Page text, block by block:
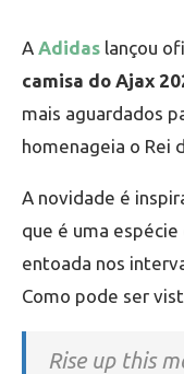
A Adidas lançou
camisa do Ajax
mais aguardados
homenageia o Rei
A novidade é
que é uma
entoada nos
Como pode ser
Rise up this